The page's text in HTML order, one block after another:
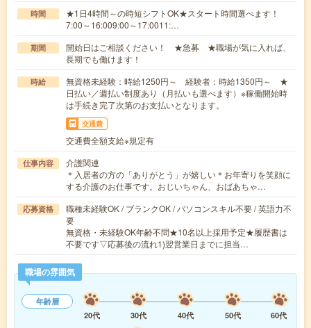
時間
★1日4時間～の時短シフトOK★スタート時間選べます！
7:00～16:009:00～17:0011:…
期間
開始日はご相談ください！ ★急募 ★職場が気に入れば、
長期でも働けます！
時給
無資格未経験：時給1250円～ 経験者：時給1350円～ ★
日払い／週払い制度あり（月払いも選べます）※稼働開始時
は手続き完了次第のお支払いとなります。
交通費
交通費全額支給※規定有
仕事内容
介護関連
＊入居者の方の「ありがとう」が嬉しい＊お年寄りを笑顔に
する介護のお仕事です。おじいちゃん、おばあちゃ…
応募資格
職種未経験OK / ブランクOK / パソコンスキル不要 / 英語力不
要
無資格・未経験OK年齢不問★10名以上採用予定★履歴書は
不要です▽応募後の流れ1)翌営業日までに担当…
職場の雰囲気
年齢層
20代
30代 40代 50代
60代